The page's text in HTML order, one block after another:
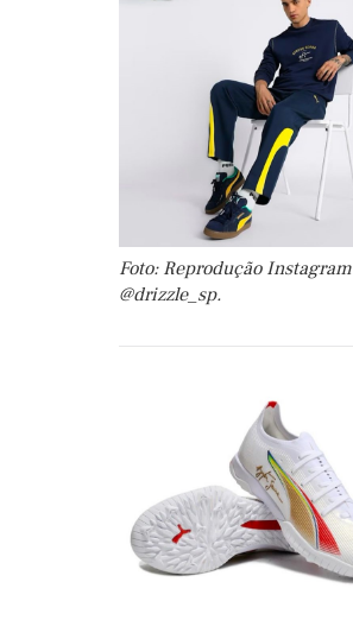
Foto: Reprodução Instagram
@drizzle_sp.